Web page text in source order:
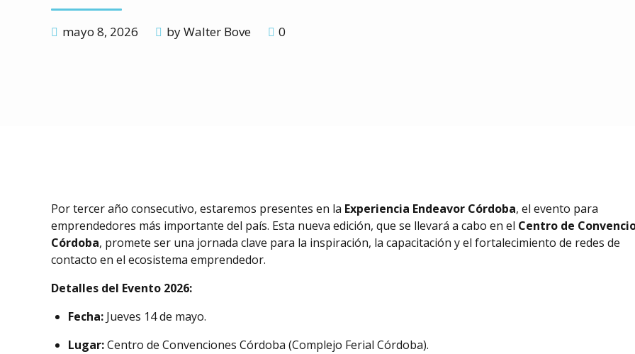
mayo 8, 2026 by Walter Bove 0
Por tercer año consecutivo, estaremos presentes en la Experiencia Endeavor Córdoba, el evento para
emprendedores más importante del país. Esta nueva edición, que se llevará a cabo en el Centro de
Córdoba, promete ser una jornada clave para la inspiración, la capacitación y el fortalecimiento de redes de
contacto en el ecosistema emprendedor.
Detalles del Evento 2026:
Fecha: Jueves 14 de mayo.
Lugar:Centro de Convenciones Córdoba (Complejo Ferial Córdoba).